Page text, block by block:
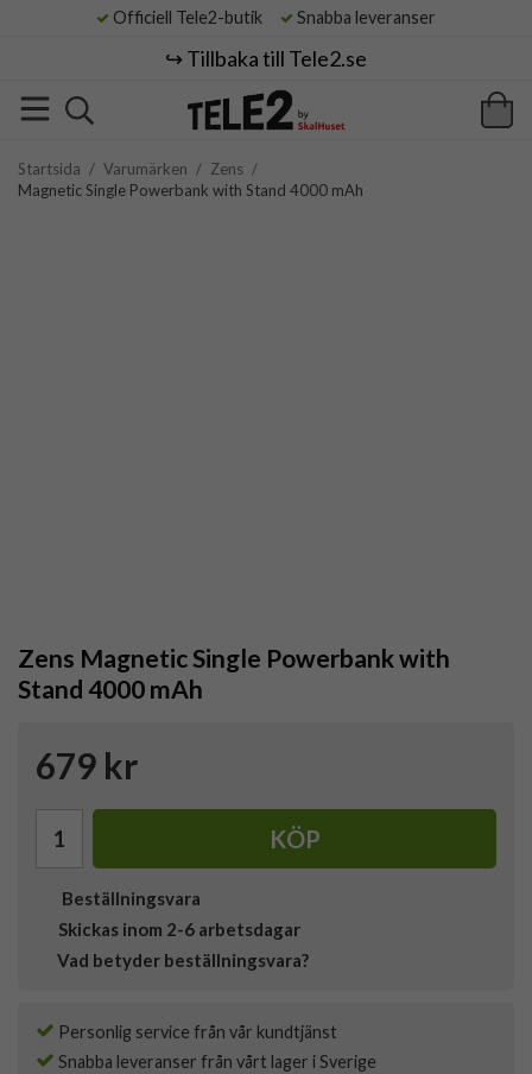
Officiell Tele2-butik Snabba leveranser
↪️ Tillbaka till Tele2.se
Startsida / Varumärken / Zens /
Magnetic Single Powerbank with Stand 4000 mAh
Zens Magnetic Single Powerbank with
Stand 4000 mAh
679 kr
KÖP
Beställningsvara
Skickas inom 2-6 arbetsdagar
Vad betyder beställningsvara?
Personlig service från vår kundtjänst
Snabba leveranser från vårt lager i Sverige